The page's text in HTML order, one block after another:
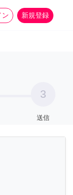
ン 新規登録
more_horiz
3
送信